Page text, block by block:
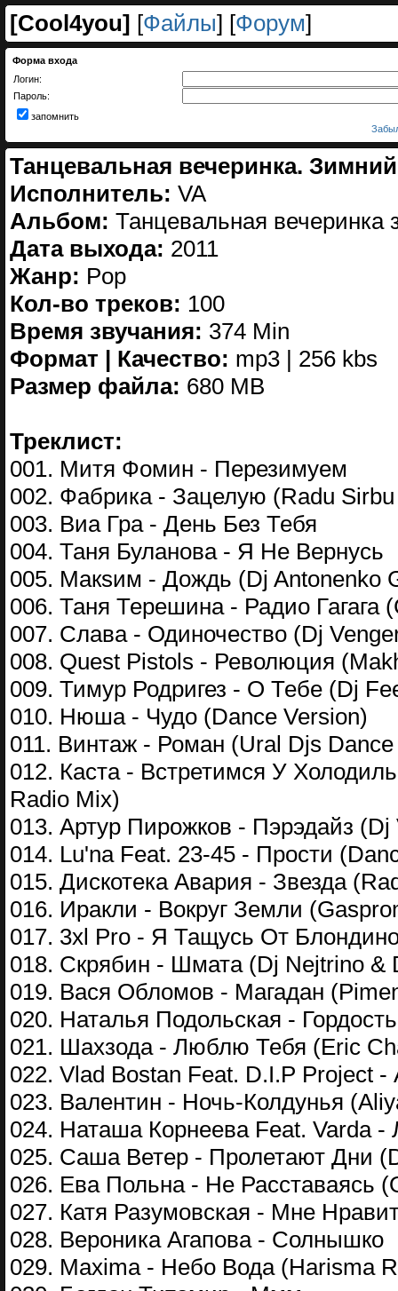
[Cool4you] [Файлы] [Форум]
Форма входа
Логин:
Пароль:
запомнить
Танцевальная вечеринка.
Исполнитель: VA
Альбом: Танцевальная вечеринка
Дата выхода: 2011
Жанр: Pop
Кол-во треков: 100
Время звучания: 374 Min
Формат | Качество: mp3 | 256 kbs
Размер файла: 680 MB
Треклист:
001. Митя Фомин - Перезимуем
002. Фабрика - Зацелую (Radu
003. Виа Гра - День Без Тебя
004. Таня Буланова - Я Не Вернусь
005. Макsим - Дождь (Dj Antonenko
006. Таня Терешина - Радио Гагага
007. Слава - Одиночество (Dj
008. Quest Pistols - Революция
009. Тимур Родригез - О Тебе (Dj
010. Нюша - Чудо (Dance Version)
011. Винтаж - Роман (Ural Djs
012. Каста - Встретимся У
Radio Mix)
013. Артур Пирожков - Пэрэдайз
014. Lu'na Feat. 23-45 - Прости
015. Дискотека Авария - Звезда
016. Иракли - Вокруг Земли
017. 3xl Pro - Я Тащусь От
018. Скрябин - Шмата (Dj Nejtrino &
019. Вася Обломов - Магадан
020. Наталья Подольская -
021. Шахзода - Люблю Тебя (Eric
022. Vlad Bostan Feat. D.I.P Project
023. Валентин - Ночь-Колдунья
024. Наташа Корнеева Feat. Varda -
025. Саша Ветер - Пролетают Дни
026. Ева Польна - Не Расставаясь
027. Катя Разумовская - Мне
028. Вероника Агапова - Солнышко
029. Maxima - Небо Вода (Harisma